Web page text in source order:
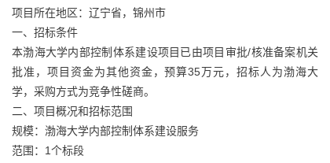
项目所在地区：辽宁省，锦州市
一、招标条件
本渤海大学内部控制体系建设项目已由项目审批/核准备案机关
批准，项目资金为其他资金，预算35万元，招标人为渤海大
学，采购方式为竞争性磋商。
二、项目概况和招标范围
规模：渤海大学内部控制体系建设服务
范围：1个标段